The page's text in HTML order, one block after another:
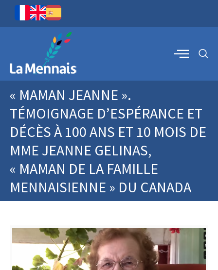
« MAMAN JEANNE ».
TÉMOIGNAGE D’ESPÉRANCE ET
DÉCÈS À 100 ANS ET 10 MOIS DE
MME JEANNE GELINAS,
« MAMAN DE LA FAMILLE
MENNAISIENNE » DU CANADA